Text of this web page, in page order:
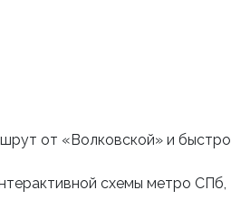
от «Волковской» и быстро
схемы метро СПб,